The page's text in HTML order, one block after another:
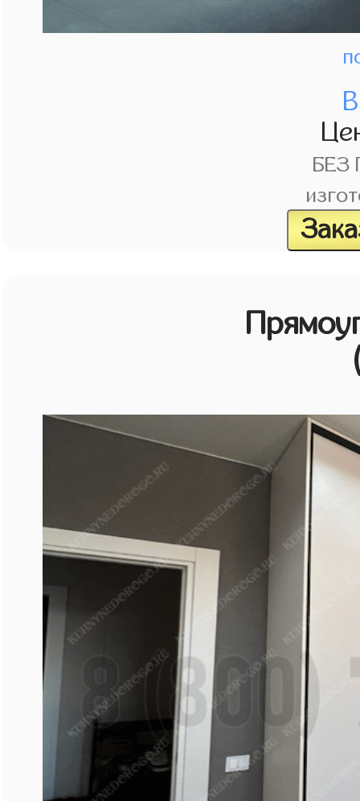
БЕЗ